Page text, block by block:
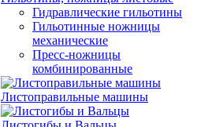
Гидравлические гильотины
Гильотинные ножницы
механические
Пресс-ножницы
комбинированные
Листоправильные машины